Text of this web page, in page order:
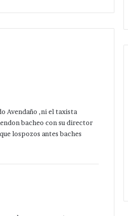
Avendaño ,ni el taxista
bacheo con su director
lospozos antes baches